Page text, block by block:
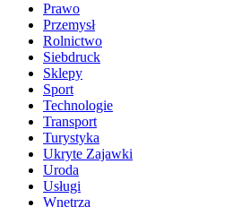
Prawo
Przemysł
Rolnictwo
Siebdruck
Sklepy
Sport
Technologie
Transport
Turystyka
Ukryte Zajawki
Uroda
Usługi
Wnętrza